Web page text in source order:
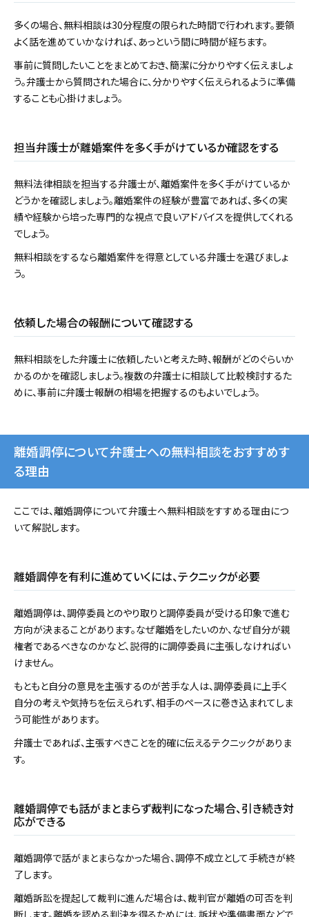
多くの場合、無料相談は30分程度の限られた時間で行われます。要領
よく話を進めていかなければ、あっという間に時間が経ちます。
事前に質問したいことをまとめておき、簡潔に分かりやすく伝えましょ
う。弁護士から質問された場合に、分かりやすく伝えられるように準備
することも心掛けましょう。
担当弁護士が離婚案件を多く手がけているか確認をする
無料法律相談を担当する弁護士が、離婚案件を多く手がけているか
どうかを確認しましょう。離婚案件の経験が豊富であれば、多くの実
績や経験から培った専門的な視点で良いアドバイスを提供してくれる
でしょう。
無料相談をするなら離婚案件を得意としている弁護士を選びましょ
う。
依頼した場合の報酬について確認する
無料相談をした弁護士に依頼したいと考えた時、報酬がどのぐらいか
かるのかを確認しましょう。複数の弁護士に相談して比較検討するた
めに、事前に弁護士報酬の相場を把握するのもよいでしょう。
離婚調停について弁護士への無料相談をおすすめす
る理由
ここでは、離婚調停について弁護士へ無料相談をすすめる理由につ
いて解説します。
離婚調停を有利に進めていくには、テクニックが必要
離婚調停は、調停委員とのやり取りと調停委員が受ける印象で進む
方向が決まることがあります。なぜ離婚をしたいのか、なぜ自分が親
権者であるべきなのかなど、説得的に調停委員に主張しなければい
けません。
もともと自分の意見を主張するのが苦手な人は、調停委員に上手く
自分の考えや気持ちを伝えられず、相手のペースに巻き込まれてしま
う可能性があります。
弁護士であれば、主張すべきことを的確に伝えるテクニックがありま
す。
離婚調停でも話がまとまらず裁判になった場合、引き続き対
応ができる
離婚調停で話がまとまらなかった場合、調停不成立として手続きが終
了します。
離婚訴訟を提起して裁判に進んだ場合は、裁判官が離婚の可否を判